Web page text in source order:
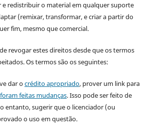
redistribuir o material em qualquer suporte
(remixar, transformar, e criar a partir do
fim, mesmo que comercial.
revogar estes direitos desde que os termos
Os termos são os seguintes:
dar ocrédito apropriado, prover um link para
feitas mudanças. Isso pode ser feito de
entanto, sugerir que o licenciador (ou
o uso em questão.